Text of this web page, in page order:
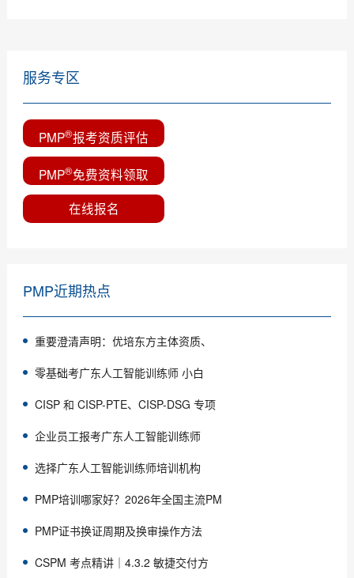
服务专区
PMP®报考资质评估
PMP®免费资料领取
在线报名
PMP近期热点
重要澄清声明：优培东方主体资质、
零基础考广东人工智能训练师 小白
CISP 和 CISP-PTE、CISP-DSG 专项
企业员工报考广东人工智能训练师
选择广东人工智能训练师培训机构
PMP培训哪家好？2026年全国主流PM
PMP证书换证周期及换审操作方法
CSPM 考点精讲｜4.3.2 敏捷交付方